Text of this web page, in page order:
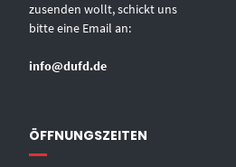
zusenden wollt, schickt uns
bitte eine Email an:
info@dufd.de
ÖFFNUNGSZEITEN